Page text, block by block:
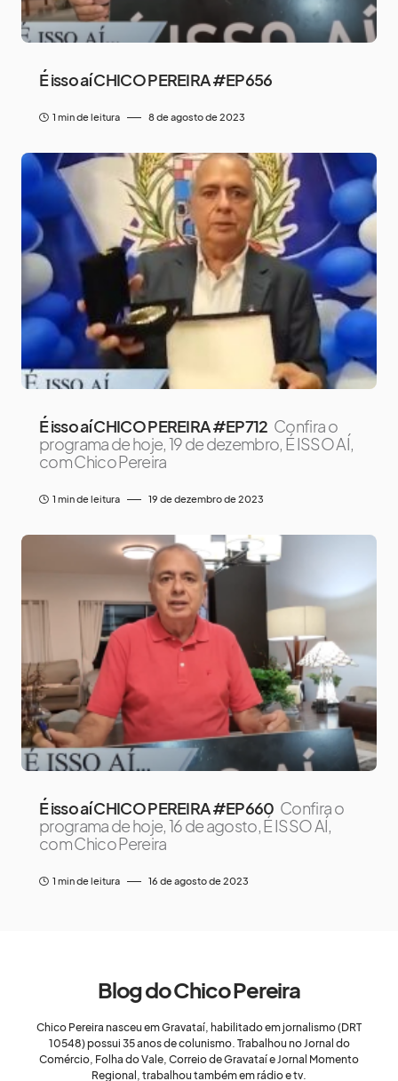
É isso aí CHICO PEREIRA #EP656
1 min de leitura 8 de agosto de 2023
É isso aí CHICO PEREIRA #EP712 Confira o
programa de hoje, 19 de dezembro, É ISSO AÍ,
com Chico Pereira
1 min de leitura 19 de dezembro de 2023
É isso aí CHICO PEREIRA #EP660 Confira o
programa de hoje, 16 de agosto, É ISSO AÍ,
com Chico Pereira
1 min de leitura 16 de agosto de 2023
Blog do Chico Pereira
Chico Pereira nasceu em Gravataí, habilitado em jornalismo (DRT
10548) possui 35 anos de colunismo. Trabalhou no Jornal do
Comércio, Folha do Vale, Correio de Gravataí e Jornal Momento
Regional, trabalhou também em rádio e tv.